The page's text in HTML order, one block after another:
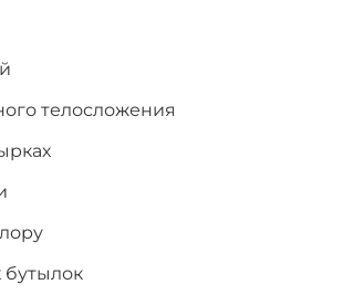
телосложения
бутылок